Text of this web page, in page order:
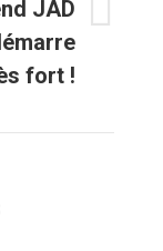
JAD
fort !